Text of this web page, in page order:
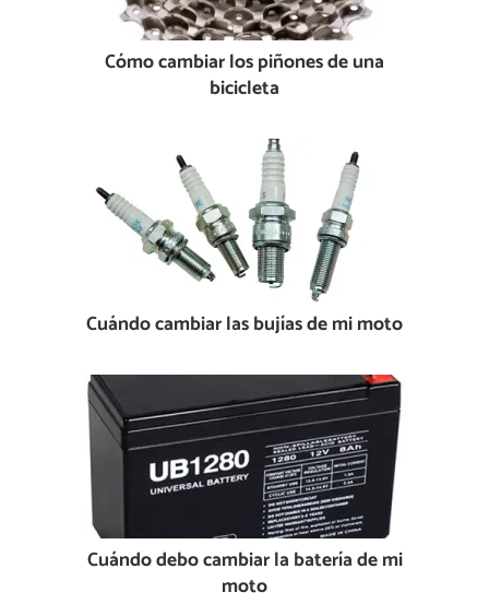
Cómo cambiar los piñones de una
bicicleta
Cuándo cambiar las bujías de mi moto
Cuándo debo cambiar la batería de mi
moto